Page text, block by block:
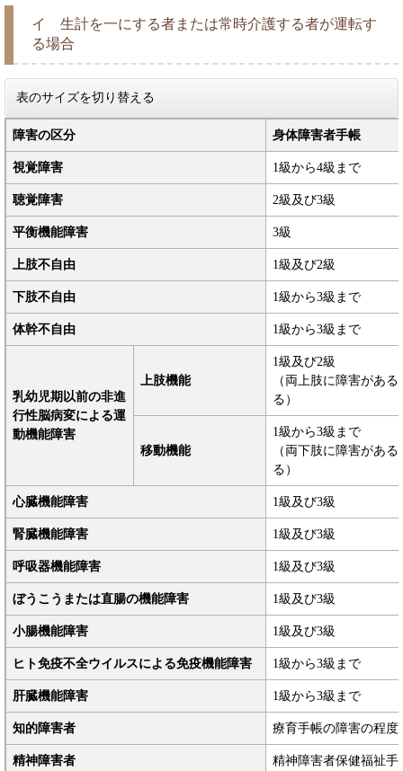
イ 生計を一にする者または常時介護する者が運転す
る場合
表のサイズを切り替える
障害の区分 身体障害者手帳
視覚障害 1級から4級まで
聴覚障害 2級及び3級
平衡機能障害 3級
上肢不自由 1級及び2級
下肢不自由 1級から3級まで
体幹不自由 1級から3級まで
乳幼児期以前の非進
行性脳病変による運
動機能障害
上肢機能
1級及び2級
（両上肢に障害があ
る）
移動機能
1級から3級まで
（両下肢に障害があ
る）
心臓機能障害 1級及び3級
腎臓機能障害 1級及び3級
呼吸器機能障害 1級及び3級
ぼうこうまたは直腸の機能障害 1級及び3級
小腸機能障害 1級及び3級
ヒト免疫不全ウイルスによる免疫機能障害 1級から3級まで
肝臓機能障害 1級から3級まで
知的障害者 療育手帳の障害の程
精神障害者 精神障害者保健福祉